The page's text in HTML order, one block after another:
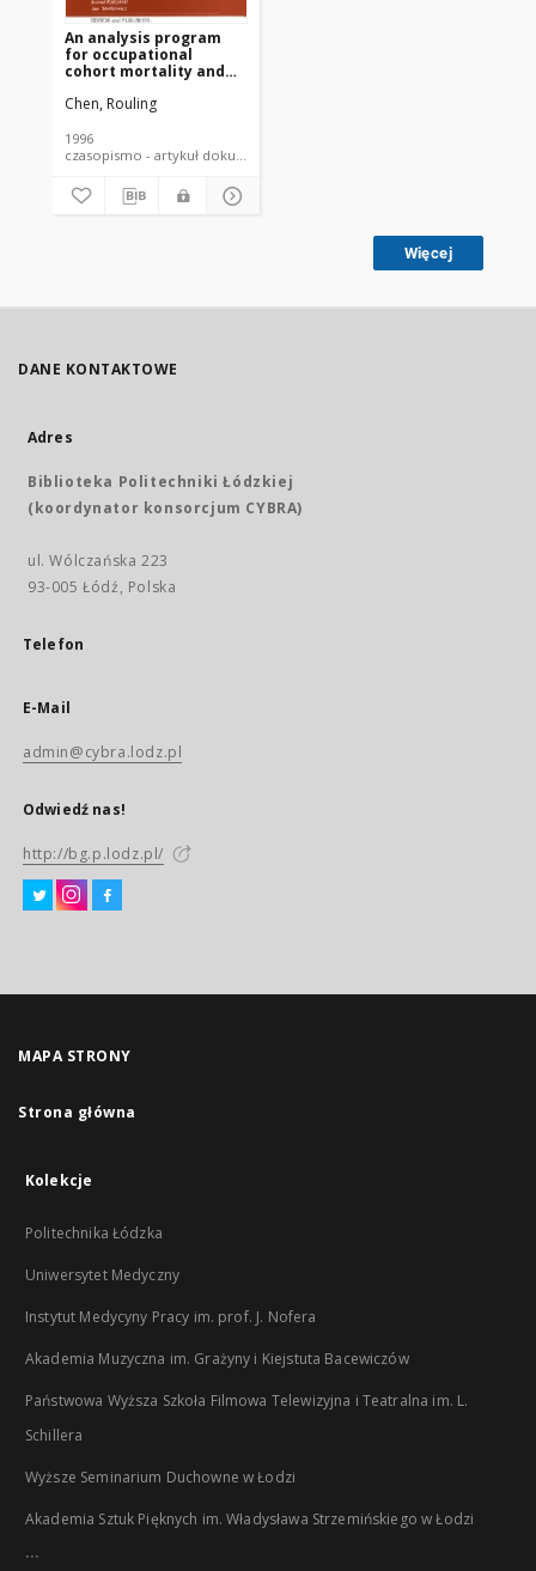
An analysis program
for occupational
cohort mortality and
copper miners
Chen, Rouling
1996
czasopismo - artykuł dokument piśmienniczy
Więcej
DANE KONTAKTOWE
Adres
Biblioteka Politechniki Łódzkiej
(koordynator konsorcjum CYBRA)
ul. Wólczańska 223
93-005 Łódź, Polska
Telefon
E-Mail
admin@cybra.lodz.pl
Odwiedź nas!
http://bg.p.lodz.pl/
MAPA STRONY
Strona główna
Kolekcje
Politechnika Łódzka
Uniwersytet Medyczny
Instytut Medycyny Pracy im. prof. J. Nofera
Akademia Muzyczna im. Grażyny i Kiejstuta Bacewiczów
Państwowa Wyższa Szkoła Filmowa Telewizyjna i Teatralna im. L.
Schillera
Wyższe Seminarium Duchowne w Łodzi
Akademia Sztuk Pięknych im. Władysława Strzemińskiego w Łodzi
...